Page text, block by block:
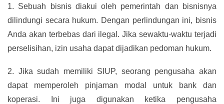
1. Sebuah bisnis diakui oleh pemerintah dan bisnisnya
dilindungi secara hukum. Dengan perlindungan ini, bisnis
Anda akan terbebas dari ilegal. Jika sewaktu-waktu terjadi
perselisihan, izin usaha dapat dijadikan pedoman hukum.
2. Jika sudah memiliki SIUP, seorang pengusaha akan
dapat memperoleh pinjaman modal untuk bank dan
koperasi. Ini juga digunakan ketika pengusaha